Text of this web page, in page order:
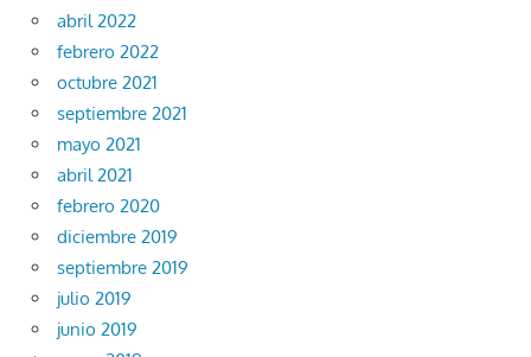
abril 2022
febrero 2022
octubre 2021
septiembre 2021
mayo 2021
abril 2021
febrero 2020
diciembre 2019
septiembre 2019
julio 2019
junio 2019